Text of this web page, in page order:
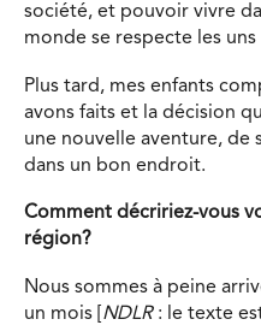
société, et pouvoir vivre
monde se respecte les uns
Plus tard, mes enfants
avons faits et la décision
une nouvelle aventure, de
dans un bon endroit.
Comment décririez-vous
région?
Nous sommes à peine
un mois [ NDLR : le texte